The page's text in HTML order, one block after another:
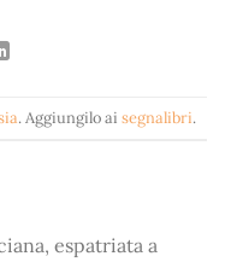
. Aggiungilo ai segnalibri.
espatriata a